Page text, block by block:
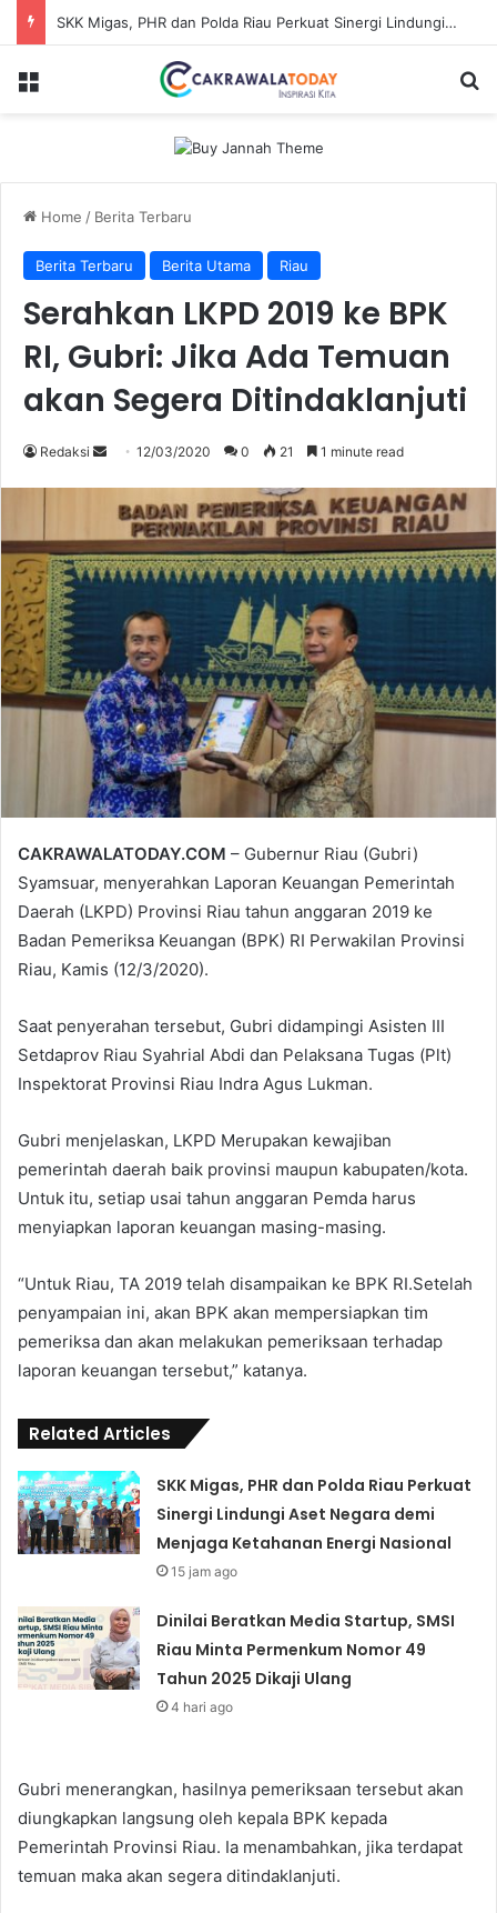
SKK Migas, PHR dan Polda Riau Perkuat Sinergi Lindungi Aset Negara demi Menjaga Ketahanan Energi Nasional
Menu
Home / Berita Terbaru
Berita Terbaru Berita Utama Riau
Serahkan LKPD 2019 ke BPK
RI, Gubri: Jika Ada Temuan
akan Segera Ditindaklanjuti
Redaksi
Send
email
12/03/2020 0 21 1 minute read
CAKRAWALATODAY.COM – Gubernur Riau (Gubri)
Syamsuar, menyerahkan Laporan Keuangan Pemerintah
Daerah (LKPD) Provinsi Riau tahun anggaran 2019 ke
Badan Pemeriksa Keuangan (BPK) RI Perwakilan Provinsi
Riau, Kamis (12/3/2020).
Saat penyerahan tersebut, Gubri didampingi Asisten III
Setdaprov Riau Syahrial Abdi dan Pelaksana Tugas (Plt)
Inspektorat Provinsi Riau Indra Agus Lukman.
Gubri menjelaskan, LKPD Merupakan kewajiban
pemerintah daerah baik provinsi maupun kabupaten/kota.
Untuk itu, setiap usai tahun anggaran Pemda harus
menyiapkan laporan keuangan masing-masing.
“Untuk Riau, TA 2019 telah disampaikan ke BPK RI.Setelah
penyampaian ini, akan BPK akan mempersiapkan tim
pemeriksa dan akan melakukan pemeriksaan terhadap
laporan keuangan tersebut,” katanya.
Related Articles
SKK Migas, PHR dan Polda Riau Perkuat
Sinergi Lindungi Aset Negara demi
Menjaga Ketahanan Energi Nasional
15 jam ago
Dinilai Beratkan Media Startup, SMSI
Riau Minta Permenkum Nomor 49
Tahun 2025 Dikaji Ulang
4 hari ago
Gubri menerangkan, hasilnya pemeriksaan tersebut akan
diungkapkan langsung oleh kepala BPK kepada
Pemerintah Provinsi Riau. Ia menambahkan, jika terdapat
temuan maka akan segera ditindaklanjuti.